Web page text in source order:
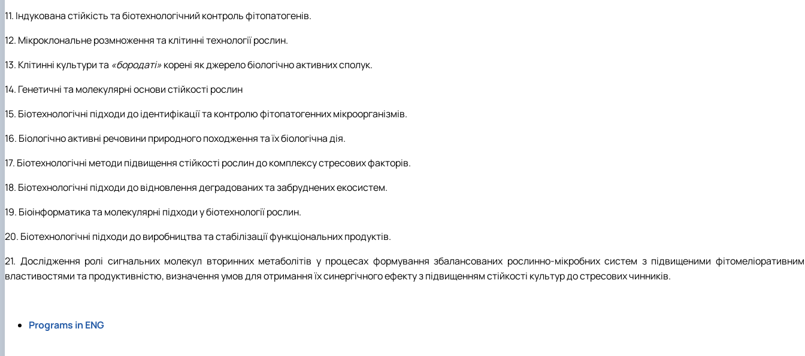
11. Індукована стійкість та біотехнологічний контроль фітопатогенів.
12. Мікроклональне розмноження та клітинні технології рослин.
13. Клітинні культури та «бородаті»корені як джерело біологічно активних сполук.
14. Генетичні та молекулярні основи стійкості рослин
15. Біотехнологічні підходи до ідентифікації та контролю фітопатогенних мікроорганізмів.
16. Біологічно активні речовини природного походження та їх біологічна дія.
17. Біотехнологічні методи підвищення стійкості рослин до комплексу стресових факторів.
18. Біотехнологічні підходи до відновлення деградованих та забруднених екосистем.
19. Біоінформатика та молекулярні підходи у біотехнології рослин.
20. Біотехнологічні підходи до виробництва та стабілізації функціональних продуктів.
21. Дослідження ролі сигнальних молекул вторинних метаболітів у процесах формування збалансованих рослинно-мікробних систем з підвищеними
властивостями та продуктивністю, визначення умов для отримання їх синергічного ефекту з підвищенням стійкості культур до стресових чинників.
Programs in ENG